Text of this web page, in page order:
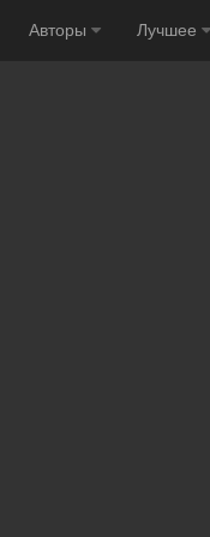
Авторы Лучшее